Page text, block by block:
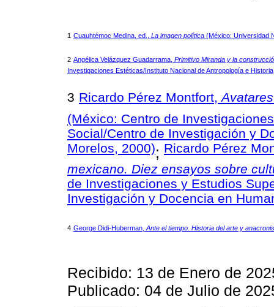
1 Cuauhtémoc Medina, ed., La imagen política (México: Universidad
2 Angélica Velázquez Guadarrama, Primitivo Miranda y la
Investigaciones Estéticas/Instituto Nacional de Antropología e
3 Ricardo Pérez Montfort,
(México: Centro de
Social/Centro de Investigación y
Morelos, 2000); Ricardo Pérez
mexicano. Diez ensayos sobre
de Investigaciones y Estudios
Investigación y Docencia en
4 George Didi-Huberman, Ante el tiempo. Historia del arte y
Recibido: 13 de Enero de
Publicado: 04 de Julio de